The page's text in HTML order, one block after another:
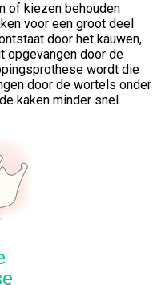
of kiezen behouden
voor een groot deel
door het kauwen,
opgevangen door de
wordt die
door de wortels onder
kaken minder snel.